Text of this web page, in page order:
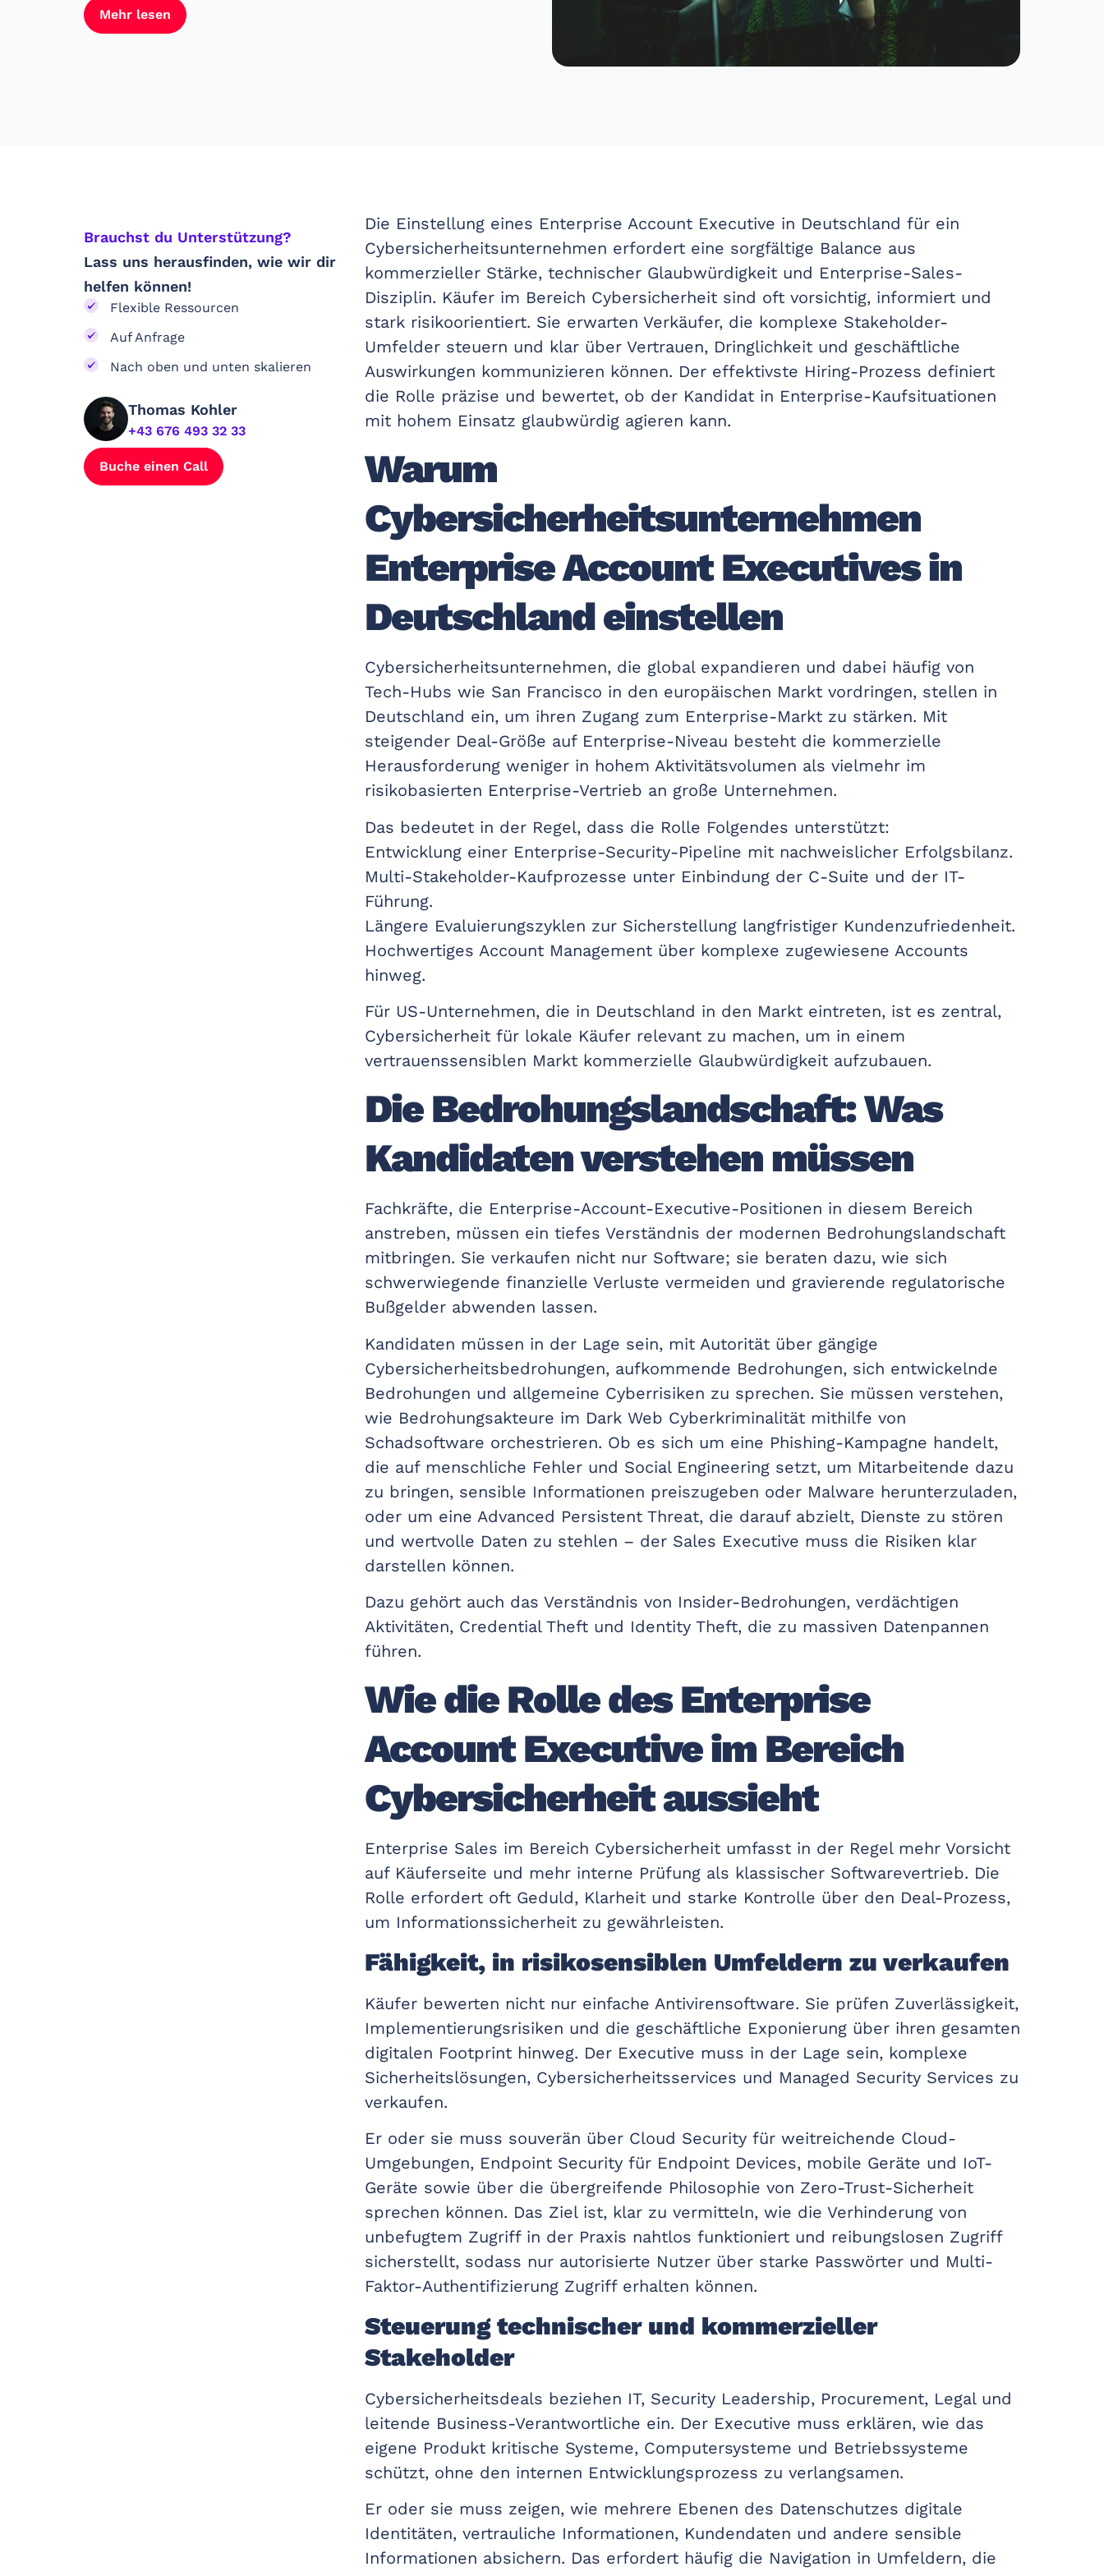
Mehr lesen
Brauchst du Unterstützung? ​
Lass uns herausfinden, wie wir dir
helfen können!
Flexible Ressourcen
Auf Anfrage
Nach oben und unten skalieren
Thomas Kohler
+43 676 493 32 33
Buche einen Call
Die Einstellung eines Enterprise Account Executive in Deutschland für ein
Cybersicherheitsunternehmen erfordert eine sorgfältige Balance aus
kommerzieller Stärke, technischer Glaubwürdigkeit und Enterprise-Sales-
Disziplin. Käufer im Bereich Cybersicherheit sind oft vorsichtig, informiert und
stark risikoorientiert. Sie erwarten Verkäufer, die komplexe Stakeholder-
Umfelder steuern und klar über Vertrauen, Dringlichkeit und geschäftliche
Auswirkungen kommunizieren können. Der effektivste Hiring-Prozess definiert
die Rolle präzise und bewertet, ob der Kandidat in Enterprise-Kaufsituationen
mit hohem Einsatz glaubwürdig agieren kann.
Warum
Cybersicherheitsunternehmen
Enterprise Account Executives in
Deutschland einstellen
Cybersicherheitsunternehmen, die global expandieren und dabei häufig von
Tech-Hubs wie San Francisco in den europäischen Markt vordringen, stellen in
Deutschland ein, um ihren Zugang zum Enterprise-Markt zu stärken. Mit
steigender Deal-Größe auf Enterprise-Niveau besteht die kommerzielle
Herausforderung weniger in hohem Aktivitätsvolumen als vielmehr im
risikobasierten Enterprise-Vertrieb an große Unternehmen.
Das bedeutet in der Regel, dass die Rolle Folgendes unterstützt:
Entwicklung einer Enterprise-Security-Pipeline mit nachweislicher Erfolgsbilanz.
Multi-Stakeholder-Kaufprozesse unter Einbindung der C-Suite und der IT-
Führung.
Längere Evaluierungszyklen zur Sicherstellung langfristiger Kundenzufriedenheit.
Hochwertiges Account Management über komplexe zugewiesene Accounts
hinweg.
Für US-Unternehmen, die in Deutschland in den Markt eintreten, ist es zentral,
Cybersicherheit für lokale Käufer relevant zu machen, um in einem
vertrauenssensiblen Markt kommerzielle Glaubwürdigkeit aufzubauen.
Die Bedrohungslandschaft: Was
Kandidaten verstehen müssen
Fachkräfte, die Enterprise-Account-Executive-Positionen in diesem Bereich
anstreben, müssen ein tiefes Verständnis der modernen Bedrohungslandschaft
mitbringen. Sie verkaufen nicht nur Software; sie beraten dazu, wie sich
schwerwiegende finanzielle Verluste vermeiden und gravierende regulatorische
Bußgelder abwenden lassen.
Kandidaten müssen in der Lage sein, mit Autorität über gängige
Cybersicherheitsbedrohungen, aufkommende Bedrohungen, sich entwickelnde
Bedrohungen und allgemeine Cyberrisiken zu sprechen. Sie müssen verstehen,
wie Bedrohungsakteure im Dark Web Cyberkriminalität mithilfe von
Schadsoftware orchestrieren. Ob es sich um eine Phishing-Kampagne handelt,
die auf menschliche Fehler und Social Engineering setzt, um Mitarbeitende dazu
zu bringen, sensible Informationen preiszugeben oder Malware herunterzuladen,
oder um eine Advanced Persistent Threat, die darauf abzielt, Dienste zu stören
und wertvolle Daten zu stehlen – der Sales Executive muss die Risiken klar
darstellen können.
Dazu gehört auch das Verständnis von Insider-Bedrohungen, verdächtigen
Aktivitäten, Credential Theft und Identity Theft, die zu massiven Datenpannen
führen.
Wie die Rolle des Enterprise
Account Executive im Bereich
Cybersicherheit aussieht
Enterprise Sales im Bereich Cybersicherheit umfasst in der Regel mehr Vorsicht
auf Käuferseite und mehr interne Prüfung als klassischer Softwarevertrieb. Die
Rolle erfordert oft Geduld, Klarheit und starke Kontrolle über den Deal-Prozess,
um Informationssicherheit zu gewährleisten.
Fähigkeit, in risikosensiblen Umfeldern zu verkaufen
Käufer bewerten nicht nur einfache Antivirensoftware. Sie prüfen Zuverlässigkeit,
Implementierungsrisiken und die geschäftliche Exponierung über ihren gesamten
digitalen Footprint hinweg. Der Executive muss in der Lage sein, komplexe
Sicherheitslösungen, Cybersicherheitsservices und Managed Security Services zu
verkaufen.
Er oder sie muss souverän über Cloud Security für weitreichende Cloud-
Umgebungen, Endpoint Security für Endpoint Devices, mobile Geräte und IoT-
Geräte sowie über die übergreifende Philosophie von Zero-Trust-Sicherheit
sprechen können. Das Ziel ist, klar zu vermitteln, wie die Verhinderung von
unbefugtem Zugriff in der Praxis nahtlos funktioniert und reibungslosen Zugriff
sicherstellt, sodass nur autorisierte Nutzer über starke Passwörter und Multi-
Faktor-Authentifizierung Zugriff erhalten können.
Steuerung technischer und kommerzieller
Stakeholder
Cybersicherheitsdeals beziehen IT, Security Leadership, Procurement, Legal und
leitende Business-Verantwortliche ein. Der Executive muss erklären, wie das
eigene Produkt kritische Systeme, Computersysteme und Betriebssysteme
schützt, ohne den internen Entwicklungsprozess zu verlangsamen.
Er oder sie muss zeigen, wie mehrere Ebenen des Datenschutzes digitale
Identitäten, vertrauliche Informationen, Kundendaten und andere sensible
Informationen absichern. Das erfordert häufig die Navigation in Umfeldern, die